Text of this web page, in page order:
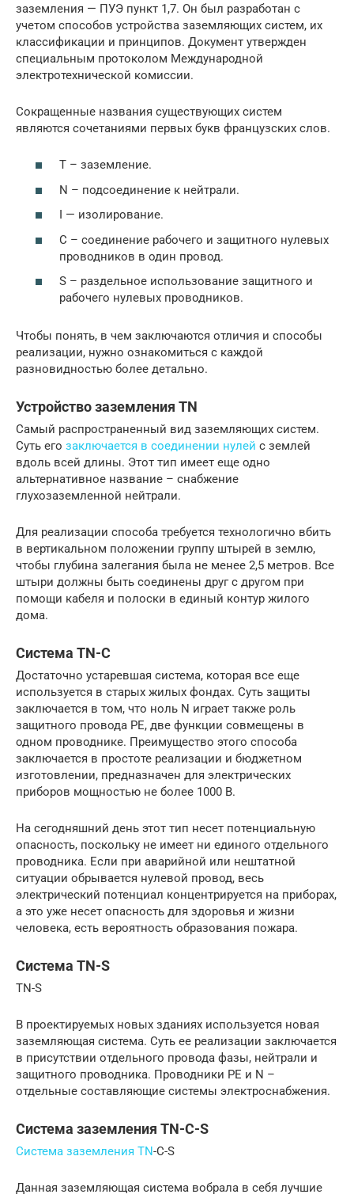
заземления — ПУЭ пункт 1,7. Он был разработан с
учетом способов устройства заземляющих систем, их
классификации и принципов. Документ утвержден
специальным протоколом Международной
электротехнической комиссии.
Сокращенные названия существующих систем
являются сочетаниями первых букв французских слов.
Т – заземление.
N – подсоединение к нейтрали.
I — изолирование.
С – соединение рабочего и защитного нулевых
проводников в один провод.
S – раздельное использование защитного и
рабочего нулевых проводников.
Чтобы понять, в чем заключаются отличия и способы
реализации, нужно ознакомиться с каждой
разновидностью более детально.
Устройство заземления TN
Самый распространенный вид заземляющих систем.
Суть его заключается в соединении нулей с землей
вдоль всей длины. Этот тип имеет еще одно
альтернативное название – снабжение
глухозаземленной нейтрали.
Для реализации способа требуется технологично вбить
в вертикальном положении группу штырей в землю,
чтобы глубина залегания была не менее 2,5 метров. Все
штыри должны быть соединены друг с другом при
помощи кабеля и полоски в единый контур жилого
дома.
Система TN-C
Достаточно устаревшая система, которая все еще
используется в старых жилых фондах. Суть защиты
заключается в том, что ноль N играет также роль
защитного провода РЕ, две функции совмещены в
одном проводнике. Преимущество этого способа
заключается в простоте реализации и бюджетном
изготовлении, предназначен для электрических
приборов мощностью не более 1000 В.
На сегодняшний день этот тип несет потенциальную
опасность, поскольку не имеет ни единого отдельного
проводника. Если при аварийной или нештатной
ситуации обрывается нулевой провод, весь
электрический потенциал концентрируется на приборах,
а это уже несет опасность для здоровья и жизни
человека, есть вероятность образования пожара.
Система TN-S
TN-S
В проектируемых новых зданиях используется новая
заземляющая система. Суть ее реализации заключается
в присутствии отдельного провода фазы, нейтрали и
защитного проводника. Проводники РЕ и N –
отдельные составляющие системы электроснабжения.
Система заземления TN-C-S
Система заземления TN-C-S
Данная заземляющая система вобрала в себя лучшие